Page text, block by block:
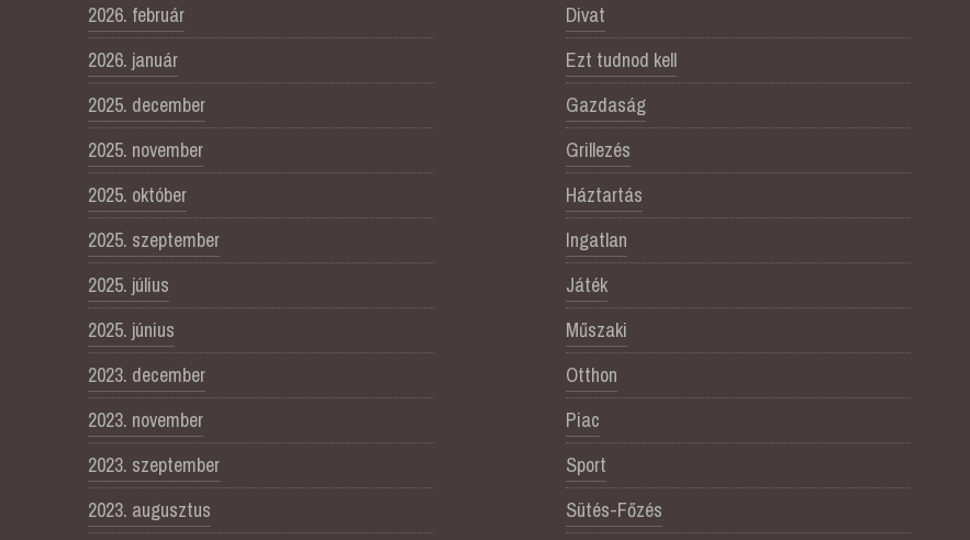
2026. február
2026. január
2025. december
2025. november
2025. október
2025. szeptember
2025. július
2025. június
2023. december
2023. november
2023. szeptember
2023. augusztus
Divat
Ezt tudnod kell
Gazdaság
Grillezés
Háztartás
Ingatlan
Játék
Műszaki
Otthon
Piac
Sport
Sütés-Főzés